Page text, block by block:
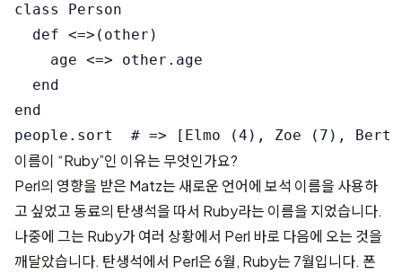
class Person
  def <=>(other)
    age <=> other.age
  end
end
이름이 “Ruby”인 이유는 무엇인가요?
Perl의 영향을 받은 Matz는 새로운 언어에 보석 이름을 사용하
고 싶었고 동료의 탄생석을 따서 Ruby라는 이름을 지었습니다.
나중에 그는 Ruby가 여러 상황에서 Perl 바로 다음에 오는 것을
깨달았습니다. 탄생석에서 Perl은 6월, Ruby는 7월입니다. 폰